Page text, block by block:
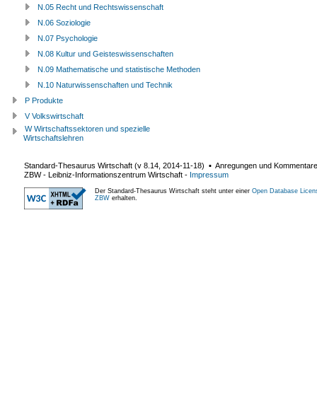
N.05 Recht und Rechtswissenschaft
N.06 Soziologie
N.07 Psychologie
N.08 Kultur und Geisteswissenschaften
N.09 Mathematische und statistische Methoden
N.10 Naturwissenschaften und Technik
P Produkte
V Volkswirtschaft
W Wirtschaftssektoren und spezielle
Wirtschaftslehren
Standard-Thesaurus Wirtschaft (v 8.14 2014-11-18) ▪ Anregungen und
ZBW - Leibniz-Informationszentrum Wirtschaft - Impressum
Der Standard-Thesaurus Wirtschaft steht unter einer Open Database
ZBW erhalten.